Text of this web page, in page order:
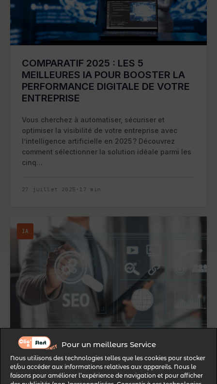
Pour un meilleurs Service
Nous utilisons des technologies telles que les cookies pour stocker
et/ou accéder aux informations relatives aux appareils. Nous le
faisons pour améliorer l’expérience de navigation et pour afficher
COMPARATIF 2025 : LES 5
MEILLEURES IA POUR BOOSTER LA
PERFORMANCE DIGITALE DE VOTRE
ENTREPRISE
Vous cherchez à automatiser, sécuriser et
optimiser la visibilité de votre entreprise avec
l’intelligence artificielle en 2025 ? Découvrez
comment sélectionner la solution idéale parmi les
cinq…
27 juillet 2025 · 17 min
IA
GOOGLE SGE ET IA GÉNÉRATIVE : CE
QUI CHANGE POUR LE SEO EN